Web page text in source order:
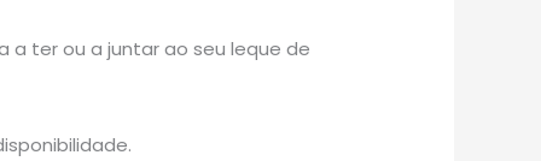
a ter ou a juntar ao seu leque de